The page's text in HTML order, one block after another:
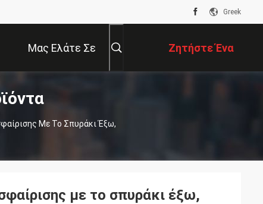
Greek
Μας Ελάτε Σε Ζητήστε Ένα
Απόσπασμα
Με Το Σπυράκι Έξω,
με το σπυράκι έξω,